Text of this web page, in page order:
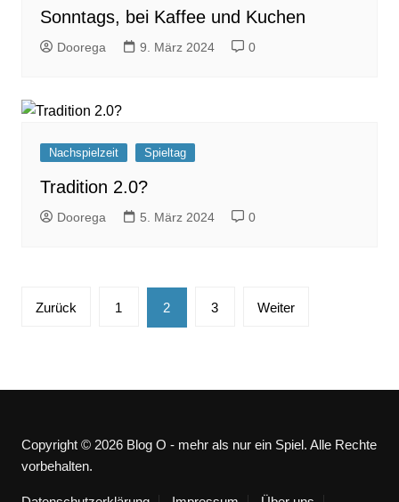
Sonntags, bei Kaffee und Kuchen
Doorega 9. März 2024 0
Nachspielzeit Spieltag
Tradition 2.0?
Doorega 5. März 2024 0
Seitennummerierung
Zurück 1 2 3 Weiter
Copyright © 2026 Blog O - mehr als nur ein Spiel. Alle Rechte
vorbehalten.